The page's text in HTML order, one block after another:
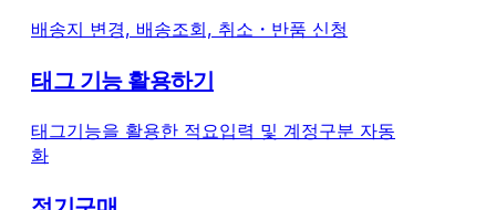
배송지 변경, 배송조회, 취소・반품 신청
태그 기능 활용하기
태그기능을 활용한 적요입력 및 계정구분 자동
화